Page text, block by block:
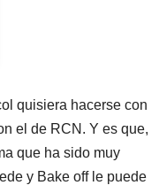
quisiera hacerse con
el de RCN. Y es que,
que ha sido muy
y Bake off le puede